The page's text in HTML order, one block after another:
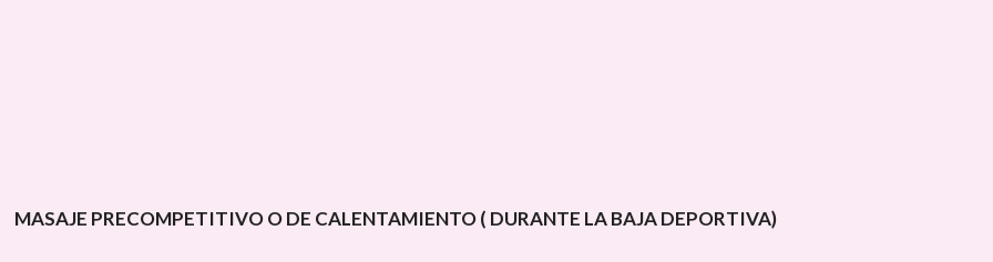
MASAJE PRECOMPETITIVO O DE CALENTAMIENTO ( DURANTE LA BAJA DEPORTIVA)